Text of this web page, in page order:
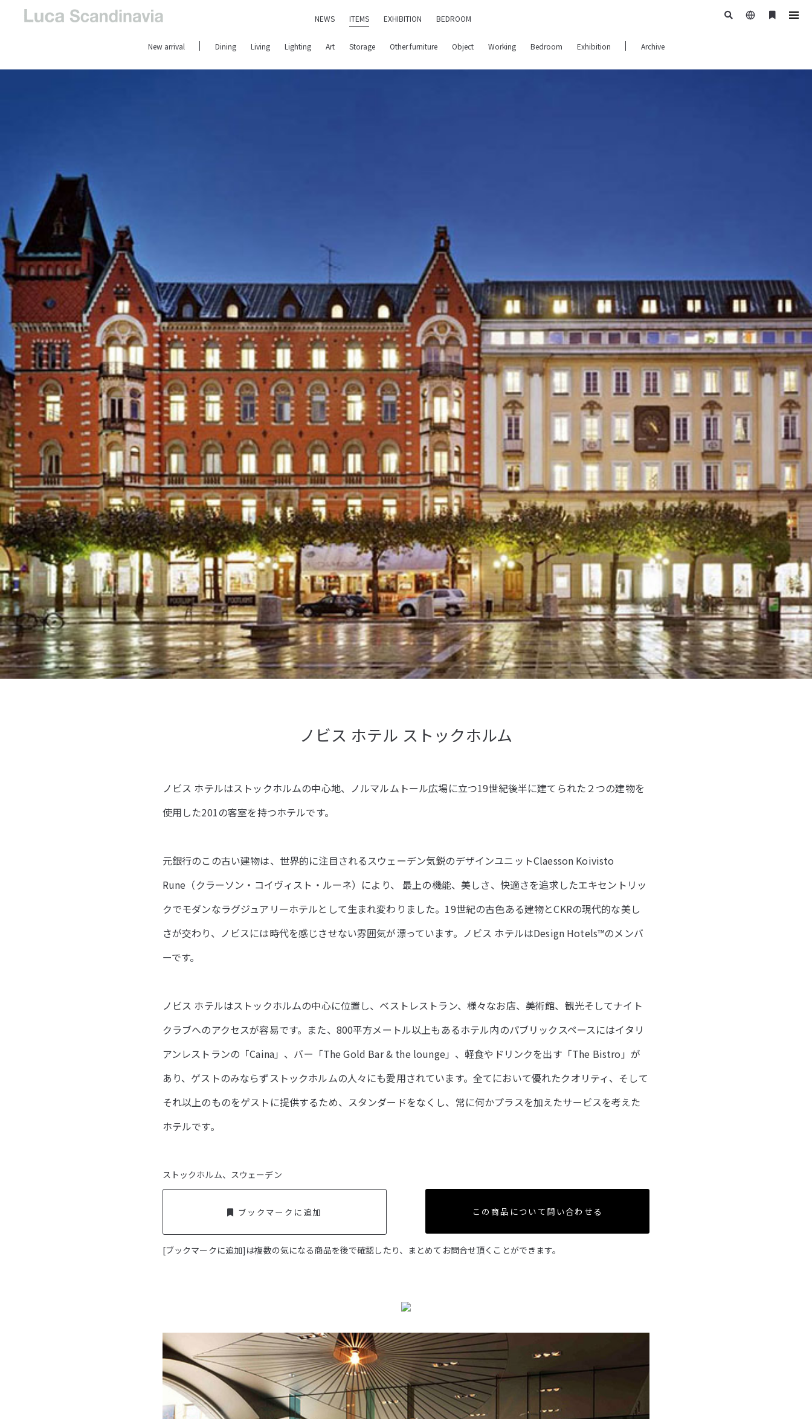
NEWS ITEMS EXHIBITION BEDROOM
日
ブ
New arrival Dining Living Lighting Art Storage Other furniture Object Working Bedroom Exhibition Archive
ノビス ホテル ストックホルム
ノビス ホテルはストックホルムの中心地、ノルマルムトール広場に立つ19世紀後半に建てられた２つの建物を
使用した201の客室を持つホテルです。
元銀行のこの古い建物は、世界的に注目されるスウェーデン気鋭のデザインユニットClaesson Koivisto
Rune（クラーソン・コイヴィスト・ルーネ）により、 最上の機能、美しさ、快適さを追求したエキセントリッ
クでモダンなラグジュアリーホテルとして生まれ変わりました。19世紀の古色ある建物とCKRの現代的な美し
さが交わり、ノビスには時代を感じさせない雰囲気が漂っています。ノビス ホテルはDesign Hotels™のメンバ
ーです。
ノビス ホテルはストックホルムの中心に位置し、ベストレストラン、様々なお店、美術館、観光そしてナイト
クラブへのアクセスが容易です。また、800平方メートル以上もあるホテル内のパブリックスペースにはイタリ
アンレストランの「Caina」、バー「The Gold Bar & the lounge」、軽食やドリンクを出す「The Bistro」が
あり、ゲストのみならずストックホルムの人々にも愛用されています。全てにおいて優れたクオリティ、そして
それ以上のものをゲストに提供するため、スタンダードをなくし、常に何かプラスを加えたサービスを考えた
ホテルです。
ストックホルム、スウェーデン
ブックマークに追加 この商品について問い合わせる
[ブックマークに追加]は複数の気になる商品を後で確認したり、まとめてお問合せ頂くことができます。